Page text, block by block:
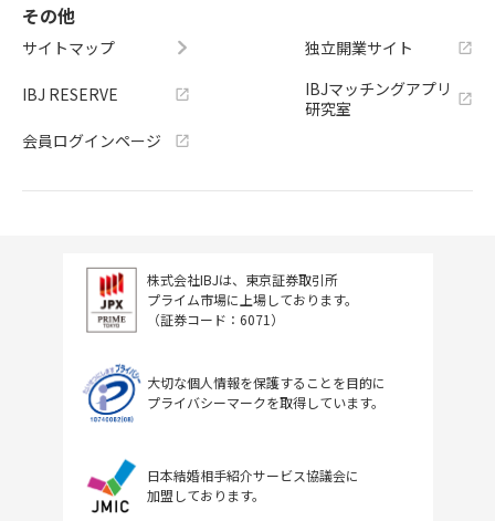
その他
サイトマップ
IBJ RESERVE
会員ログインページ
独立開業サイト
IBJマッチングアプリ
研究室
株式会社IBJは、東京証券取引所
プライム市場に上場しております。
（証券コード：6071）
大切な個人情報を保護することを目的に
プライバシーマークを取得しています。
日本結婚相手紹介サービス協議会に
加盟しております。